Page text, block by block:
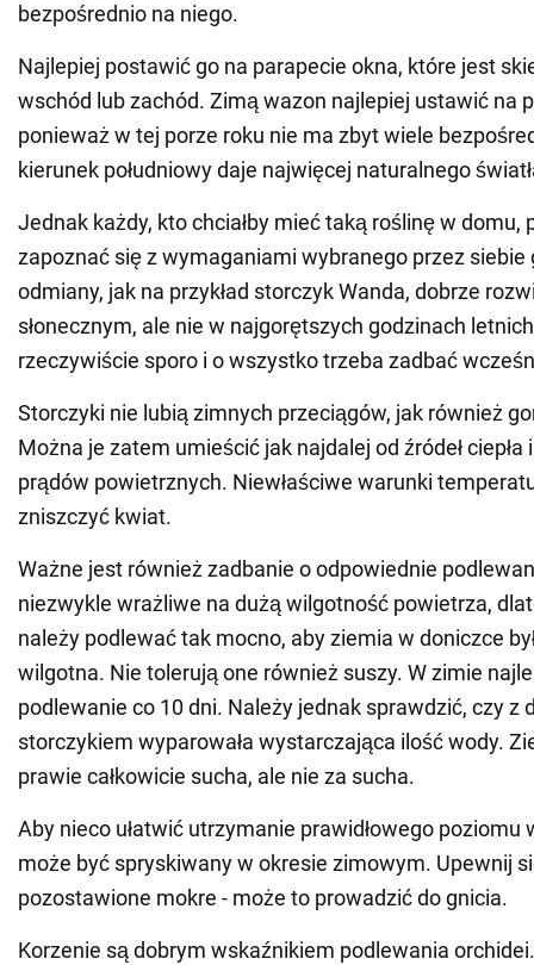
bezpośrednio na niego.
Najlepiej postawić go na parapecie okna, które jest
wschód lub zachód. Zimą wazon najlepiej ustawić na
ponieważ w tej porze roku nie ma zbyt wiele
kierunek południowy daje najwięcej naturalnego
Jednak każdy, kto chciałby mieć taką roślinę w domu,
zapoznać się z wymaganiami wybranego przez
odmiany, jak na przykład storczyk Wanda, dobrze
słonecznym, ale nie w najgorętszych godzinach
rzeczywiście sporo i o wszystko trzeba zadbać
Storczyki nie lubią zimnych przeciągów, jak również
Można je zatem umieścić jak najdalej od źródeł ciepła
prądów powietrznych. Niewłaściwe warunki
zniszczyć kwiat.
Ważne jest również zadbanie o odpowiednie
niezwykle wrażliwe na dużą wilgotność powietrza,
należy podlewać tak mocno, aby ziemia w doniczce
wilgotna. Nie tolerują one również suszy. W zimie
podlewanie co 10 dni. Należy jednak sprawdzić, czy z
storczykiem wyparowała wystarczająca ilość wody.
prawie całkowicie sucha, ale nie za sucha.
Aby nieco ułatwić utrzymanie prawidłowego poziomu
może być spryskiwany w okresie zimowym. Upewnij
pozostawione mokre - może to prowadzić do gnicia.
Korzenie są dobrym wskaźnikiem podlewania